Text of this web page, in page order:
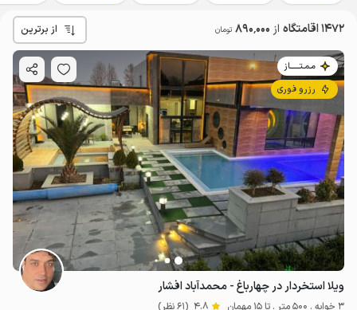
1472 اقامتگاه از 890٬000 تومان از برترین
مـمـتــــــاز
رزرو فوری
ویلا استخردار در چهارباغ - محمدآباد افشار